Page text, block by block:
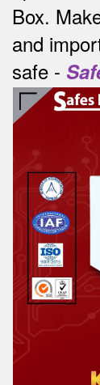
Box.
and
safe -